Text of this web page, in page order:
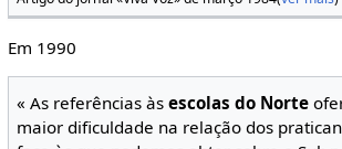
Em 1990
« As referências àsescolas do Norte
maior dificuldade na relação dos